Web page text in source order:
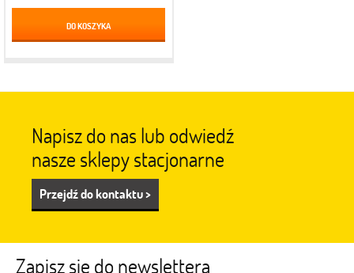
DO KOSZYKA
Napisz do nas lub odwiedź
nasze sklepy stacjonarne
Przejdź do kontaktu >
Zapisz się do newslettera